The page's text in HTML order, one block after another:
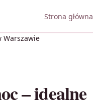
Strona główna
Warszawie
– idealne